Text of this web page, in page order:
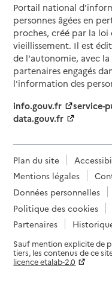
Portail national
personnes âgées en
proches, créé par la
vieillissement. Il est
de l'autonomie, avec
partenaires engagés
l'information des
info.gouv.fr
service-
data.gouv.fr
Plan du site
Mentions légales
Données personnelles
Politique des cookies
Partenaires
Sauf mention explicite de
tiers, les contenus de ce
licence etalab-2.0